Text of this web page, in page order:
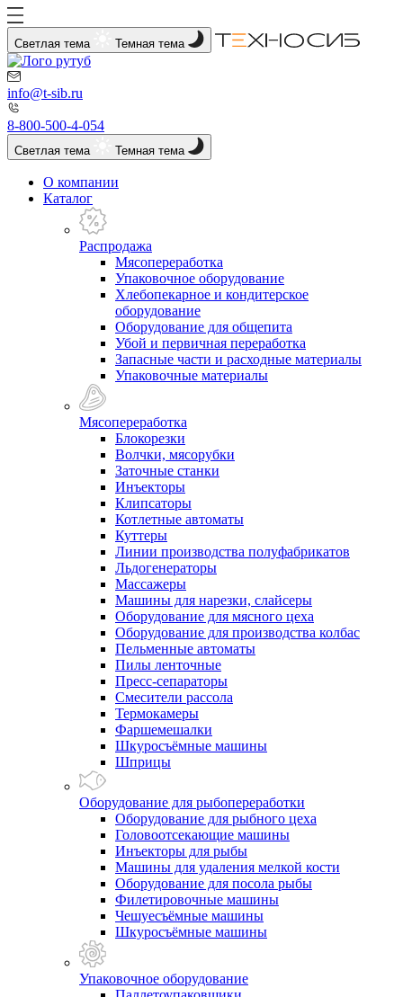
Светлая тема Темная тема
info@t-sib.ru
8-800-500-4-054
Светлая тема Темная тема
О компании
Каталог
Распродажа
Мясопереработка
Упаковочное оборудование
Хлебопекарное и кондитерское
оборудование
Оборудование для общепита
Убой и первичная переработка
Запасные части и расходные материалы
Упаковочные материалы
Мясопереработка
Блокорезки
Волчки, мясорубки
Заточные станки
Инъекторы
Клипсаторы
Котлетные автоматы
Куттеры
Линии производства полуфабрикатов
Льдогенераторы
Массажеры
Машины для нарезки, слайсеры
Оборудование для мясного цеха
Оборудование для производства колбас
Пельменные автоматы
Пилы ленточные
Пресс-сепараторы
Смесители рассола
Термокамеры
Фаршемешалки
Шкуросъёмные машины
Шприцы
Оборудование для рыбопереработки
Оборудование для рыбного цеха
Головоотсекающие машины
Инъекторы для рыбы
Машины для удаления мелкой кости
Оборудование для посола рыбы
Филетировочные машины
Чешуесъёмные машины
Шкуросъёмные машины
Упаковочное оборудование